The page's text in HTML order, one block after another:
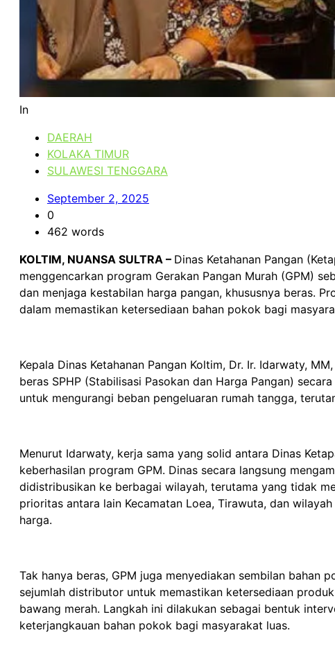
In
DAERAH
KOLAKA TIMUR
SULAWESI TENGGARA
September 2, 2025
0
462 words
KOLTIM, NUANSA SULTRA – Dinas Ketahanan Pangan
menggencarkan program Gerakan Pangan Murah (GPM)
dan menjaga kestabilan harga pangan, khususnya beras.
dalam memastikan ketersediaan bahan pokok bagi
Kepala Dinas Ketahanan Pangan Koltim, Dr. Ir. Idarwaty,
beras SPHP (Stabilisasi Pasokan dan Harga Pangan)
untuk mengurangi beban pengeluaran rumah tangga,
Menurut Idarwaty, kerja sama yang solid antara Dinas
keberhasilan program GPM. Dinas secara langsung
didistribusikan ke berbagai wilayah, terutama yang tidak
prioritas antara lain Kecamatan Loea, Tirawuta, dan
harga.
Tak hanya beras, GPM juga menyediakan sembilan bahan
sejumlah distributor untuk memastikan ketersediaan
bawang merah. Langkah ini dilakukan sebagai bentuk
keterjangkauan bahan pokok bagi masyarakat luas.